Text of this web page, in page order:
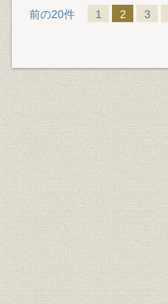
前の20件 1 2 3